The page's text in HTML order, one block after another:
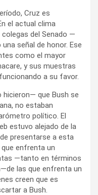
Cruz es
el actual clima
del Senado —
señal de honor. Ese
como el mayor
y sus muestras
a su favor.
hicieron— que Bush se
no estaban
político. El
estuvo alejado de la
presentarse a esta
enfrenta un
—tanto en términos
las que enfrenta un
creen que es
a Bush.